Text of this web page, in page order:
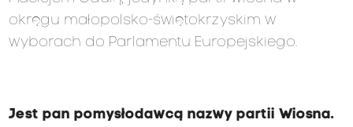
okręgu małopolsko-świętokrzyskim w
wyborach do Parlamentu Europejskiego.
Jest pan pomysłodawcą nazwy partii Wiosna.